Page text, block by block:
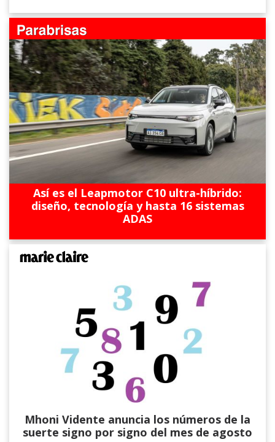
Así es el Leapmotor C10 ultra-híbrido:
diseño, tecnología y hasta 16 sistemas
ADAS
Mhoni Vidente anuncia los números de la
suerte signo por signo del mes de agosto